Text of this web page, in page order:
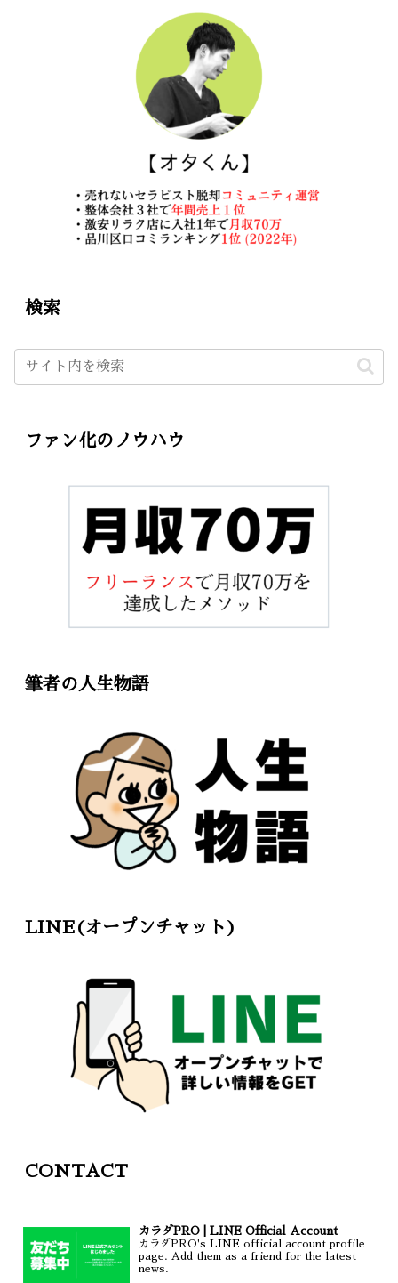
検索
ファン化のノウハウ
筆者の人生物語
LINE(オープンチャット)
CONTACT
カラダPRO | LINE Official Account
カラダPRO's LINE official account profile
page. Add them as a friend for the latest
news.